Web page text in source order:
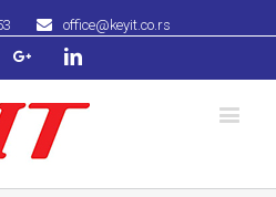
office@keyit.co.rs
GoogleplusLinkedin